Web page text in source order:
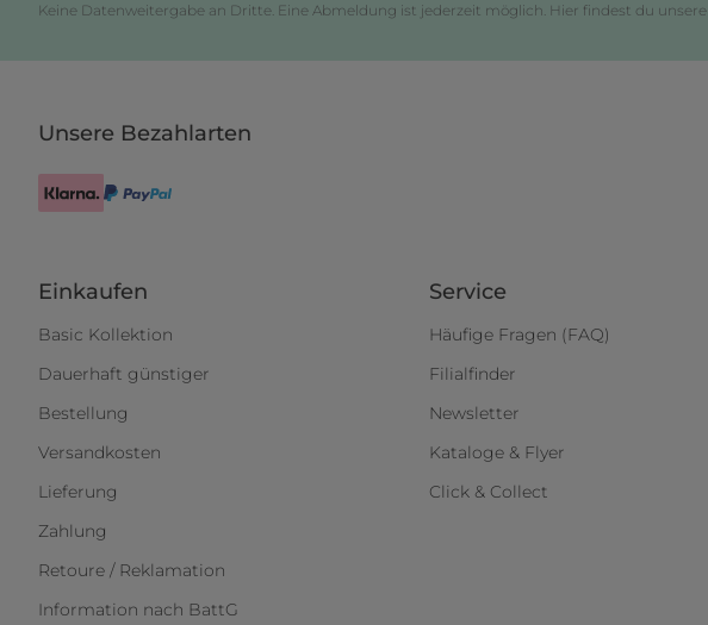
Keine Datenweitergabe an Dritte. Eine Abmeldung ist jederzeit möglich. Hier findest du unsere
Unsere Bezahlarten
Einkaufen
Basic Kollektion
Dauerhaft günstiger
Bestellung
Versandkosten
Lieferung
Zahlung
Retoure / Reklamation
Information nach BattG
Service
Häufige Fragen (FAQ)
Filialfinder
Newsletter
Kataloge & Flyer
Click & Collect